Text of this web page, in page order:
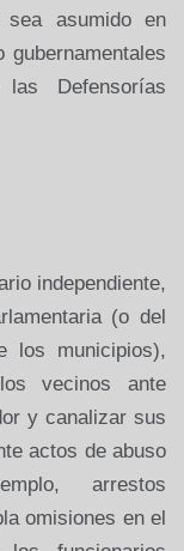
asumido en
Defensorías
independiente,
(o del
los municipios),
vecinos ante
y canalizar sus
actos de abuso
arrestos
omisiones en el